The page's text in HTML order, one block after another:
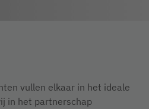
vullen elkaar in het ideale
in het partnerschap